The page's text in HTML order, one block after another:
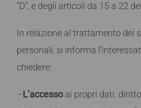
“D”, e degli articoli da 15 a 22
In relazione al trattamento dei
personali, si informa
chiedere:
–L’accesso ai propri dati: